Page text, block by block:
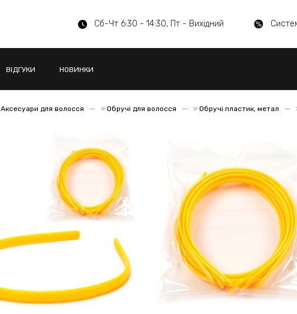
Сб-Чт 6:30 - 14:30, Пт - Вихідний
ВІДГУКИ НОВИНКИ
Аксесуари для волосся » Обручі для волосся » Обручі пластик, метал